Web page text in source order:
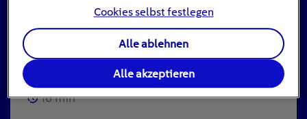
Stromausfall: Das ist zu tun, wenn das Licht
ausgeht
16min
Cookies selbst festlegen
Alle ablehnen
Alle akzeptieren